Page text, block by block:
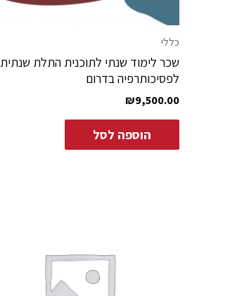
כללי
שכר לימוד שנתי לתוכנית התלת שנתית
לפסיכותרפיה בדרום
₪9,500.00
הוספה לסל